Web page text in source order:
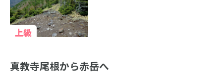
上級
真教寺尾根から赤岳へ